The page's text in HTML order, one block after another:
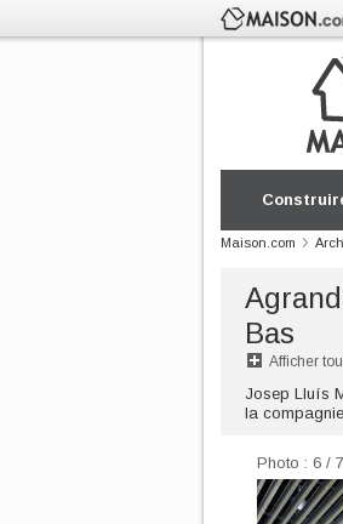
Maison.com
Bas
Afficher
Josep Lluís
la
Photo : 6 / 7